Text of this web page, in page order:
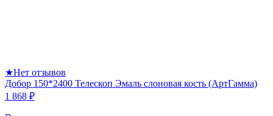
★Нет отзывов
Добор 150*2400 Телескоп Эмаль слоновая кость (АртГамма)
1 868 ₽